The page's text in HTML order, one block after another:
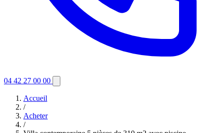
04 42 27 00 00
Accueil
/
Acheter
/